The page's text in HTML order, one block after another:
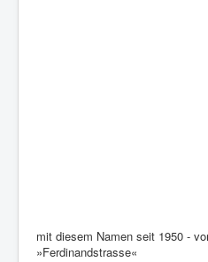
mit diesem Namen seit 1950 -
»Ferdinandstrasse«